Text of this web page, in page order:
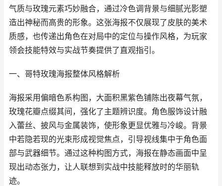
气质与玫瑰元素巧妙融合，通过冷色调背景与细腻光影塑
造出神秘而高贵的形象。这张海报不仅展现了皮肤的美术
质感，也传递出角色在对局中的定位与操作风格，为玩家
领会技能特效与实战节奏提供了直观指引。
一、哥特玫瑰海报整体风格解析
海报采用偏暗色系构图，大面积黑紫色铺陈出夜幕气氛，
玫瑰花瓣点缀其间，强化了主题辨识度。角色服饰设计融
入蕾丝、披风与金属装饰，使形象更显优雅与冷峻。背景
中若隐若现的光束形成视觉焦点，引导视线集中于角色面
部与武器细节。通过这种构图方式，海报在静态画面中呈
现出动态张力，让人联想到实战中技能释放时的华丽轨
迹。